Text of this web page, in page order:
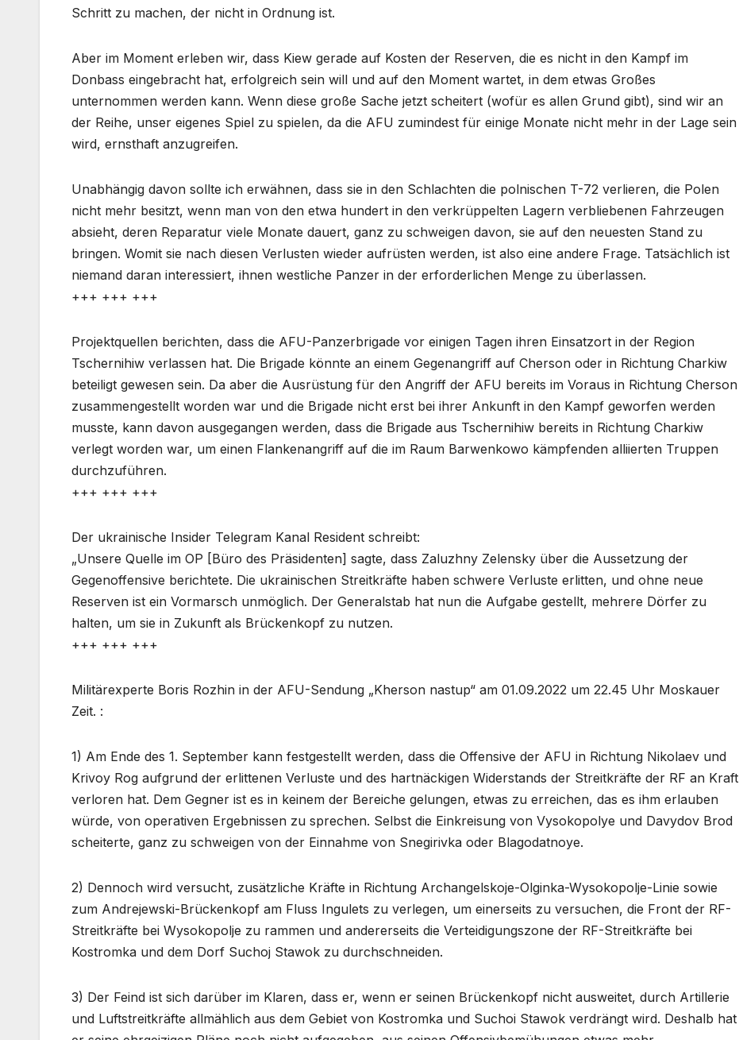
Schritt zu machen, der nicht in Ordnung ist.
Aber im Moment erleben wir, dass Kiew gerade auf Kosten der Reserven, die es nicht in den Kampf im
Donbass eingebracht hat, erfolgreich sein will und auf den Moment wartet, in dem etwas Großes
unternommen werden kann. Wenn diese große Sache jetzt scheitert (wofür es allen Grund gibt), sind wir an
der Reihe, unser eigenes Spiel zu spielen, da die AFU zumindest für einige Monate nicht mehr in der Lage sein
wird, ernsthaft anzugreifen.
Unabhängig davon sollte ich erwähnen, dass sie in den Schlachten die polnischen T-72 verlieren, die Polen
nicht mehr besitzt, wenn man von den etwa hundert in den verkrüppelten Lagern verbliebenen Fahrzeugen
absieht, deren Reparatur viele Monate dauert, ganz zu schweigen davon, sie auf den neuesten Stand zu
bringen. Womit sie nach diesen Verlusten wieder aufrüsten werden, ist also eine andere Frage. Tatsächlich ist
niemand daran interessiert, ihnen westliche Panzer in der erforderlichen Menge zu überlassen.
+++ +++ +++
Projektquellen berichten, dass die AFU-Panzerbrigade vor einigen Tagen ihren Einsatzort in der Region
Tschernihiw verlassen hat. Die Brigade könnte an einem Gegenangriff auf Cherson oder in Richtung Charkiw
beteiligt gewesen sein. Da aber die Ausrüstung für den Angriff der AFU bereits im Voraus in Richtung Cherson
zusammengestellt worden war und die Brigade nicht erst bei ihrer Ankunft in den Kampf geworfen werden
musste, kann davon ausgegangen werden, dass die Brigade aus Tschernihiw bereits in Richtung Charkiw
verlegt worden war, um einen Flankenangriff auf die im Raum Barwenkowo kämpfenden alliierten Truppen
durchzuführen.
+++ +++ +++
Der ukrainische Insider Telegram Kanal Resident schreibt:
„Unsere Quelle im OP [Büro des Präsidenten] sagte, dass Zaluzhny Zelensky über die Aussetzung der
Gegenoffensive berichtete. Die ukrainischen Streitkräfte haben schwere Verluste erlitten, und ohne neue
Reserven ist ein Vormarsch unmöglich. Der Generalstab hat nun die Aufgabe gestellt, mehrere Dörfer zu
halten, um sie in Zukunft als Brückenkopf zu nutzen.
+++ +++ +++
Militärexperte Boris Rozhin in der AFU-Sendung „Kherson nastup“ am 01.09.2022 um 22.45 Uhr Moskauer
Zeit. :
1) Am Ende des 1. September kann festgestellt werden, dass die Offensive der AFU in Richtung Nikolaev und
Krivoy Rog aufgrund der erlittenen Verluste und des hartnäckigen Widerstands der Streitkräfte der RF an Kraft
verloren hat. Dem Gegner ist es in keinem der Bereiche gelungen, etwas zu erreichen, das es ihm erlauben
würde, von operativen Ergebnissen zu sprechen. Selbst die Einkreisung von Vysokopolye und Davydov Brod
scheiterte, ganz zu schweigen von der Einnahme von Snegirivka oder Blagodatnoye.
2) Dennoch wird versucht, zusätzliche Kräfte in Richtung Archangelskoje-Olginka-Wysokopolje-Linie sowie
zum Andrejewski-Brückenkopf am Fluss Ingulets zu verlegen, um einerseits zu versuchen, die Front der RF-
Streitkräfte bei Wysokopolje zu rammen und andererseits die Verteidigungszone der RF-Streitkräfte bei
Kostromka und dem Dorf Suchoj Stawok zu durchschneiden.
3) Der Feind ist sich darüber im Klaren, dass er, wenn er seinen Brückenkopf nicht ausweitet, durch Artillerie
und Luftstreitkräfte allmählich aus dem Gebiet von Kostromka und Suchoi Stawok verdrängt wird. Deshalb hat